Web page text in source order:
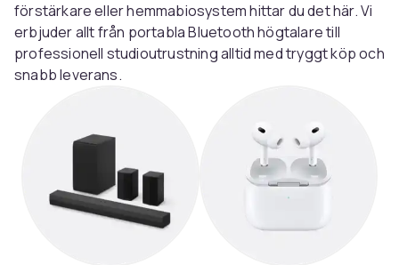
förstärkare eller hemmabiosystem hittar du det här. Vi
erbjuder allt från portabla Bluetooth högtalare till
professionell studioutrustning alltid med tryggt köp och
snabb leverans.